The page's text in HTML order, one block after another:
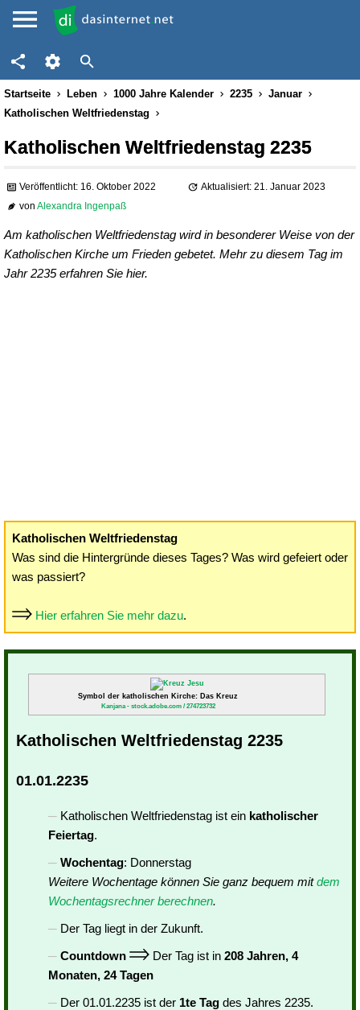
Startseite Leben 1000 Jahre Kalender 2235
Januar
Katholischen Weltfriedenstag
Katholischen Weltfriedenstag 2235
Veröffentlicht: 16. Oktober 2022
Aktualisiert: 21. Januar 2023
vonAlexandra Ingenpaß
Am katholischen Weltfriedenstag wird in besonderer Weise von der
Katholischen Kirche um Frieden gebetet. Mehr zu diesem Tag im
Jahr 2235 erfahren Sie hier.
Katholischen Weltfriedenstag
Was sind die Hintergründe dieses Tages? Was wird gefeiert oder
was passiert?
Hier erfahren Sie mehr dazu.
Symbol der katholischen Kirche: Das Kreuz
Kanjana - stock.adobe.com / 274723732
Katholischen Weltfriedenstag 2235
01.01.2235
Katholischen Weltfriedenstag ist ein katholischer
Feiertag.
Wochentag: Donnerstag
Weitere Wochentage können Sie ganz bequem mitdem
Wochentagsrechner berechnen.
Der Tag liegt in der Zukunft.
Countdown
Der Tag ist in 208 Jahren, 4
Monaten, 24 Tagen
Der 01.01.2235 ist der 1te Tag des Jahres 2235.